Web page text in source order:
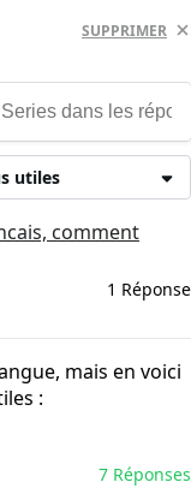
SUPPRIMER
utiles
comment
1 Réponse
mais en voici
:
7 Réponses